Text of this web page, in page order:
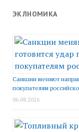
ЭКЛНОМИКА
Санкции меняют
покупателям
06.08.2026